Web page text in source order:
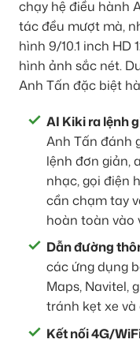
chạy hệ điều hành
tác đều mượt mà,
hình 9/10.1 inch
hình ảnh sắc nét.
Anh Tấn đặc biệt
AI Kiki ra lệnh
Anh Tấn đánh
lệnh đơn giản,
nhạc, gọi điện
cần chạm tay
hoàn toàn vào
Dẫn đường
các ứng dụng
Maps, Navitel,
tránh kẹt xe
Kết nối 4G/